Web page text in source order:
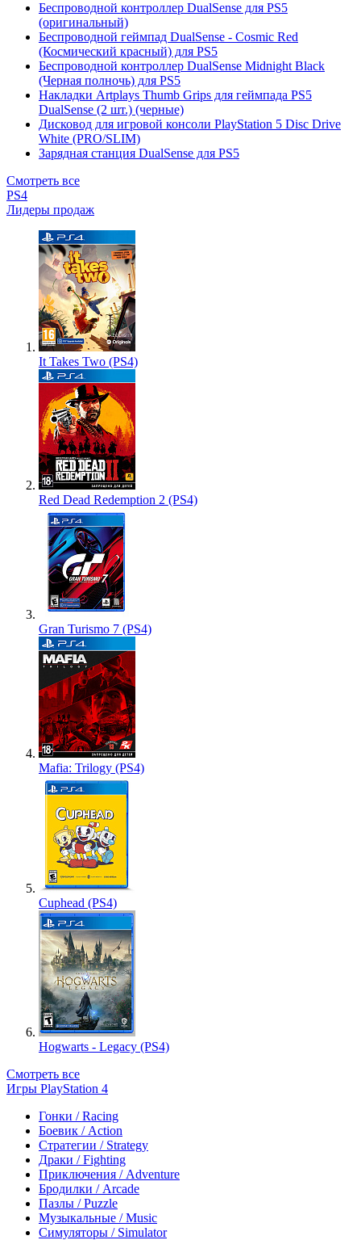
Беспроводной контроллер DualSense для PS5
(оригинальный)
Беспроводной геймпад DualSense - Cosmic Red
(Космический красный) для PS5
Беспроводной контроллер DualSense Midnight Black
(Черная полночь) для PS5
Накладки Artplays Thumb Grips для геймпада PS5
DualSense (2 шт.) (черные)
Дисковод для игровой консоли PlayStation 5 Disc Drive
White (PRO/SLIM)
Зарядная станция DualSense для PS5
Смотреть все
PS4
Лидеры продаж
It Takes Two (PS4)
Red Dead Redemption 2 (PS4)
Gran Turismo 7 (PS4)
Mafia: Trilogy (PS4)
Cuphead (PS4)
Hogwarts - Legacy (PS4)
Смотреть все
Игры PlayStation 4
Гонки / Racing
Боевик / Action
Стратегии / Strategy
Драки / Fighting
Приключения / Adventure
Бродилки / Arcade
Пазлы / Puzzle
Музыкальные / Music
Симуляторы / Simulator